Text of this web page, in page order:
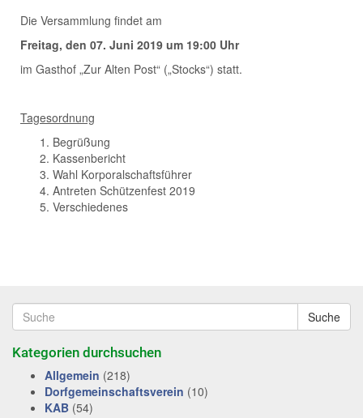
Die Versammlung findet am
Freitag, den 07. Juni 2019 um 19:00 Uhr
im Gasthof „Zur Alten Post“ („Stocks“) statt.
Tagesordnung
Begrüßung
Kassenbericht
Wahl Korporalschaftsführer
Antreten Schützenfest 2019
Verschiedenes
Suche
Kategorien durchsuchen
Allgemein (218)
Dorfgemeinschaftsverein (10)
KAB (54)